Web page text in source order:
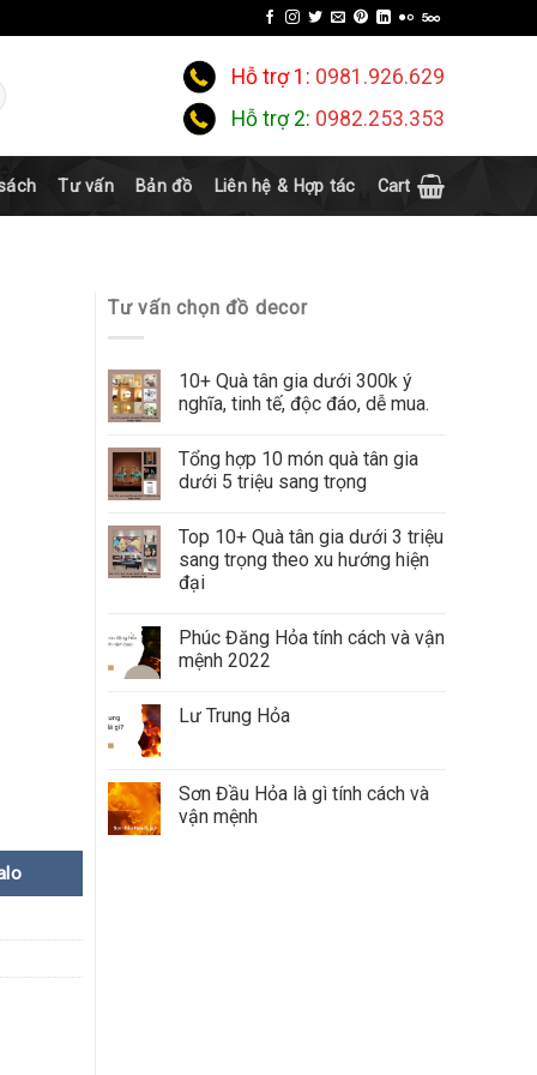
Hỗ trợ 1: 0981.926.629
Hỗ trợ 2: 0982.253.353
Tư vấn Bản đồ Liên hệ & Hợp tác Cart
Tư vấn chọn đồ decor
10+ Quà tân gia dưới 300k ý
nghĩa, tinh tế, độc đáo, dễ mua.
Tổng hợp 10 món quà tân gia
dưới 5 triệu sang trọng
Top 10+ Quà tân gia dưới 3 triệu
sang trọng theo xu hướng hiện
đại
Phúc Đăng Hỏa tính cách và vận
mệnh 2022
Lư Trung Hỏa
Sơn Đầu Hỏa là gì tính cách và
vận mệnh